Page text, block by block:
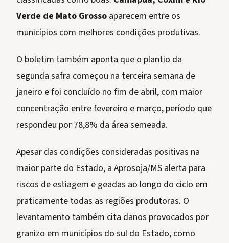
Verde de Mato Grosso aparecem entre os
municípios com melhores condições produtivas.
O boletim também aponta que o plantio da
segunda safra começou na terceira semana de
janeiro e foi concluído no fim de abril, com maior
concentração entre fevereiro e março, período que
respondeu por 78,8% da área semeada.
Apesar das condições consideradas positivas na
maior parte do Estado, a Aprosoja/MS alerta para
riscos de estiagem e geadas ao longo do ciclo em
praticamente todas as regiões produtoras. O
levantamento também cita danos provocados por
granizo em municípios do sul do Estado, como